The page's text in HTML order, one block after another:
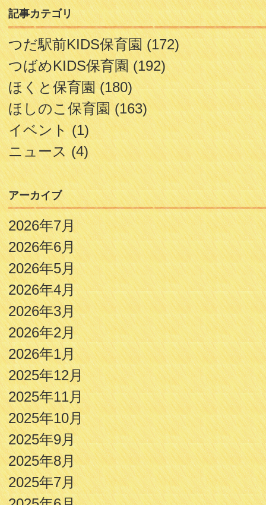
記事カテゴリ
つだ駅前KIDS保育園(172)
つばめKIDS保育園(192)
ほくと保育園(180)
ほしのこ保育園(163)
イベント(1)
ニュース(4)
アーカイブ
2026年7月
2026年6月
2026年5月
2026年4月
2026年3月
2026年2月
2026年1月
2025年12月
2025年11月
2025年10月
2025年9月
2025年8月
2025年7月